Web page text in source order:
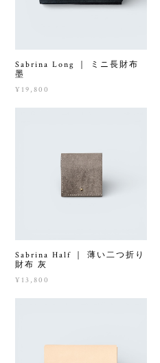
Sabrina Long ｜ ミニ長財布
墨
¥19,800
Sabrina Half ｜ 薄い二つ折り
財布 灰
¥13,800